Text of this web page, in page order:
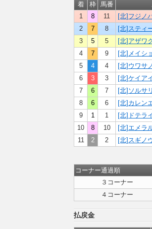
着 枠 馬番
1
8 11 [北]フジノ
2
7 8 [北]スティ
3
5 5 [北]アザワ
4
7 9 [北]メイシ
5
4 4 [北]ウワサ
6
3 3 [北]ケイア
7
6 7 [北]ソルサ
8
6 6 [北]カレン
9
1 1 [北]ドテラ
10
8 10 [北]エメラ
11
2 2 [北]スギノ
コーナー通過順
３コーナー
４コーナー
払戻金